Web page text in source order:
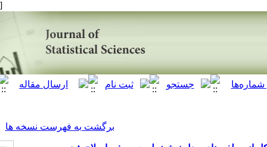
برگشت به فهرست نسخه ها